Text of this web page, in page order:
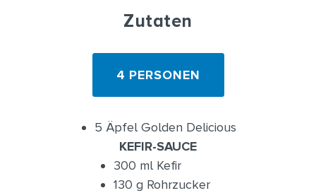
Zutaten
4 PERSONEN
5 Äpfel Golden Delicious
KEFIR-SAUCE
300 ml Kefir
130 g Rohrzucker